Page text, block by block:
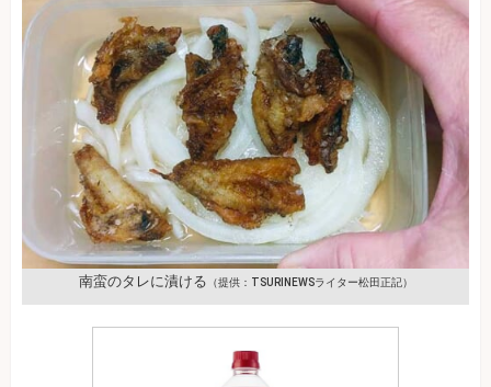
南蛮のタレに漬ける （提供：TSURINEWSライター松田正記）